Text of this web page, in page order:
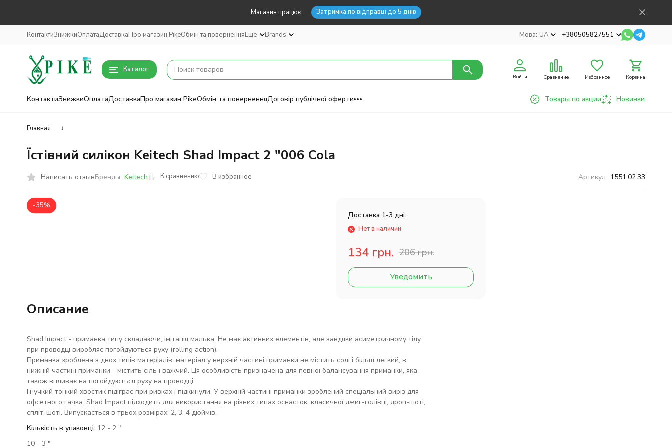
Магазин працює Затримка по відправці до 5 днів
КонтактиЗнижкиОплатаДоставкаПро магазин PikeОбмін та поверненняЕщё Brands Мова: UA +380505827551
Каталог
Войти Сравнение Избранное Корзина
КонтактиЗнижкиОплатаДоставкаПро магазин PikeОбмін та поверненняДоговір публічної оферти Товары по акции Новинки
Главная ↓
Їстівний силікон Keitech Shad Impact 2 "006 Cola
Написать отзывБренды: Keitech К сравнению В избранное Артикул: 1551.02.33
-35%
Доставка 1-3 дні:
Нет в наличии
134 грн. 206 грн.
Уведомить
Описание
Shad Impact - приманка типу складаючи, імітація малька. Не має активних елементів, але завдяки асиметричному тілу
при проводці виробляє погойдуються руху (rolling action).
Приманка зроблена з двох типів матеріалів: матеріал у верхній частині приманки не містить солі і більш легкий, в
нижній частині приманки - містить сіль і важчий. Ця особливість призначена для певної балансування приманки, яка
також впливає на погойдуються руху на проводці.
Гнучкий тонкий хвостик підіграє при ривках і підкинули. У верхній частині приманки зроблений спеціальний виріз для
офсетного гачка. Shad Impact підходить для використання на різних типах оснасток: класичної джиг-голівці, дроп-шоті,
спліт-шоті. Випускається в трьох розмірах: 2, 3, 4 дюймів.
Кількість в упаковці: 12 - 2 "
10 - 3 "